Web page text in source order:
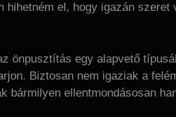
el, hogy igazán
egy alapvető
Biztosan nem igaziak a
ellentmondásosan